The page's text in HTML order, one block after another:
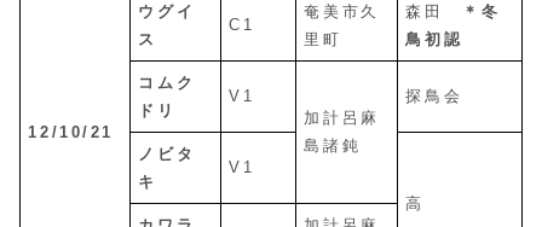
12/10/21
ウグイ
ス
C1
奄美市久
里町
森田
＊冬
鳥初認
コムク
ドリ
V1
加計呂麻
島諸鈍
探鳥会
ノビタ
キ
V1
高